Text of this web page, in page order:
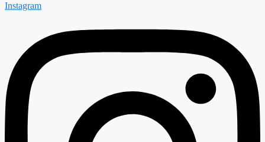
Instagram